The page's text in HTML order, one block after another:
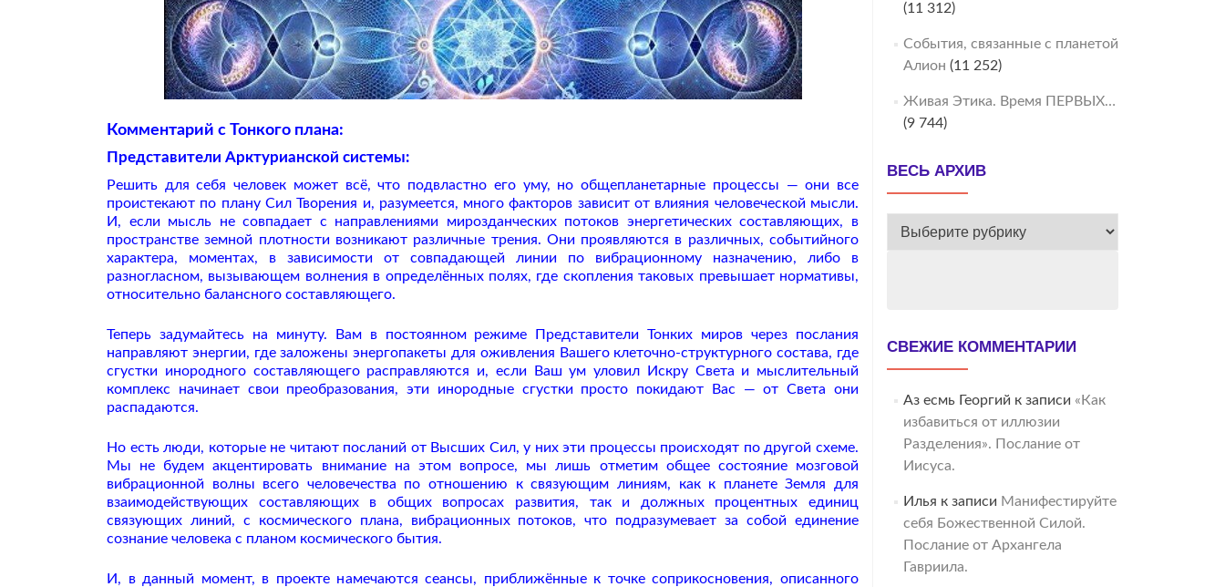
Комментарий с Тонкого плана:
Представители Арктурианской системы:
Решить для себя человек может всё, что подвластно его уму, но общепланетарные процессы — они все
проистекают по плану Сил Творения и, разумеется, много факторов зависит от влияния человеческой мысли.
И, если мысль не совпадает с направлениями мирозданческих потоков энергетических составляющих, в
пространстве земной плотности возникают различные трения. Они проявляются в различных, событийного
характера, моментах, в зависимости от совпадающей линии по вибрационному назначению, либо в
разногласном, вызывающем волнения в определённых полях, где скопления таковых превышает нормативы,
относительно балансного составляющего.
Теперь задумайтесь на минуту. Вам в постоянном режиме Представители Тонких миров через послания
направляют энергии, где заложены энергопакеты для оживления Вашего клеточно-структурного состава, где
сгустки инородного составляющего расправляются и, если Ваш ум уловил Искру Света и мыслительный
комплекс начинает свои преобразования, эти инородные сгустки просто покидают Вас — от Света они
распадаются.
Но есть люди, которые не читают посланий от Высших Сил, у них эти процессы происходят по другой схеме.
Мы не будем акцентировать внимание на этом вопросе, мы лишь отметим общее состояние мозговой
вибрационной волны всего человечества по отношению к связующим линиям, как к планете Земля для
взаимодействующих составляющих в общих вопросах развития, так и должных процентных единиц
связующих линий, с космического плана, вибрационных потоков, что подразумевает за собой единение
сознание человека с планом космического бытия.
И, в данный момент, в проекте намечаются сеансы, приближённые к точке соприкосновения, описанного
(11 312)
События, связанные с планетой
Алион (11 252)
Живая Этика. Время ПЕРВЫХ…
(9 744)
ВЕСЬ АРХИВ
ВЕСЬ
СВЕЖИЕ КОММЕНТАРИИ
Аз есмь Георгий к записи «Как
избавиться от иллюзии
Разделения». Послание от
Иисуса.
Илья к записи Манифестируйте
себя Божественной Силой.
Послание от Архангела
Гавриила.